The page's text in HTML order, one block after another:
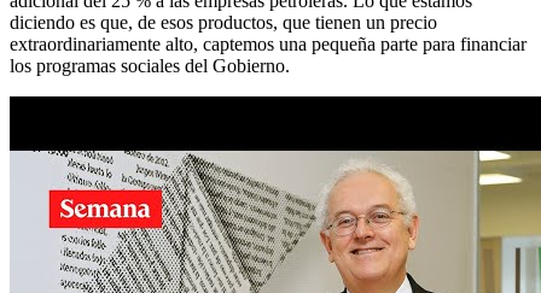
diciendo es que, de esos productos, que tienen un precio
extraordinariamente alto, captemos una pequeña parte para financiar
los programas sociales del Gobierno.